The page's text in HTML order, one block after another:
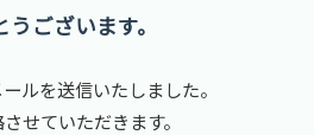
ございます。
ルを送信いたしました。
せていただきます。